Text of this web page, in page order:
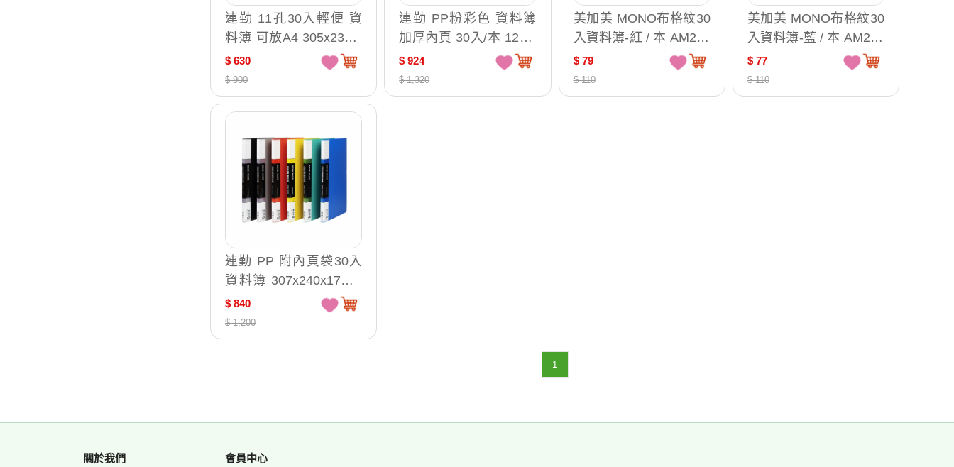
連勤 11孔30入輕便 資
料簿 可放A4 305x235m
m（附名片袋）10本入 /
組 LC-383
$ 630
$ 900
連勤 PP粉彩色 資料簿
加厚內頁 30入/本 12本/
箱 LC-30MK
$ 924
$ 1,320
美加美 MONO布格紋30
入資料簿-紅 / 本 AM229
1
$ 79
$ 110
美加美 MONO布格紋30
入資料簿-藍 / 本 AM229
2
$ 77
$ 110
連勤 PP 附內頁袋30入
資料簿 307x240x17mm
12本 /箱 LC-3030（無
內紙）
$ 840
$ 1,200
1
關於我們 會員中心